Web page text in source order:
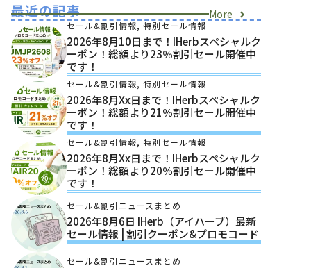
最近の記事 More
セール&割引情報, 特別セール情報
2026年8月10日まで！iHerbスペシャルク
ーポン！総額より23％割引セール開催中
です！
セール&割引情報, 特別セール情報
2026年8月xx日まで！iHerbスペシャルク
ーポン！総額より21％割引セール開催中
です！
セール&割引情報, 特別セール情報
2026年8月xx日まで！iHerbスペシャルク
ーポン！総額より20％割引セール開催中
です！
セール&割引ニュースまとめ
2026年8月6日 IHerb（アイハーブ）最新
セール情報 | 割引クーポン&プロモコード
セール&割引ニュースまとめ